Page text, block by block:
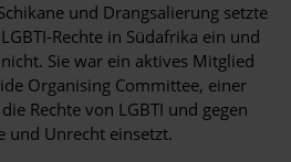
und Drangsalierung setzte
Rechte in Südafrika ein und
Sie war ein aktives Mitglied
Organising Committee, einer
Rechte von LGBTI und gegen
und Unrecht einsetzt.